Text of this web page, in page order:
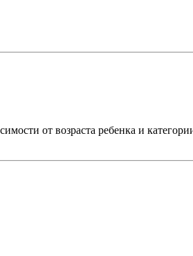
от возраста ребенка и